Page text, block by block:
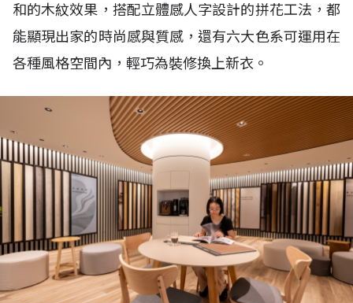
和的木紋效果，搭配立體感人字設計的拼花工法，都
能顯現出家的時尚感與質感，還有六大色系可運用在
各種風格空間內，輕巧為裝修換上新衣。